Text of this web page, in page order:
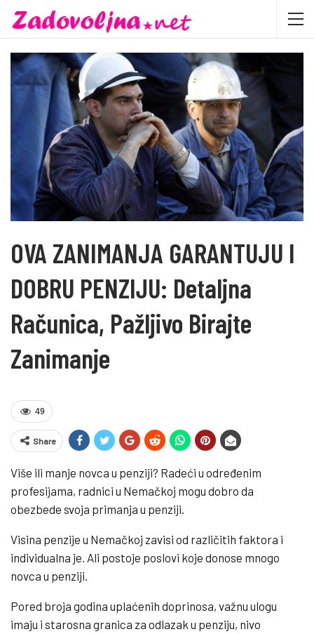
OVA ZANIMANJA GARANTUJU I
DOBRU PENZIJU: Detaljna
Računica, Pažljivo Birajte
Zanimanje
49
Share
Više ili manje novca u penziji? Radeći u određenim
profesijama, radnici u Nemačkoj mogu dobro da
obezbede svoja primanja u penziji.
Visina penzije u Nemačkoj zavisi od različitih faktora i
individualna je. Ali postoje poslovi koje donose mnogo
novca u penziji.
Pored broja godina uplaćenih doprinosa, važnu ulogu
imaju i starosna granica za odlazak u penziju, nivo